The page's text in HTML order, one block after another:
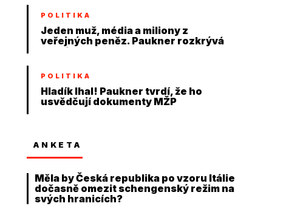
POLITIKA
Jeden muž, média a miliony z
veřejných peněz. Paukner rozkrývá
systém
POLITIKA
Hladík lhal! Paukner tvrdí, že ho
usvědčují dokumenty MŽP
ANKETA
Měla by Česká republika po vzoru Itálie
dočasně omezit schengenský režim na
svých hranicích?